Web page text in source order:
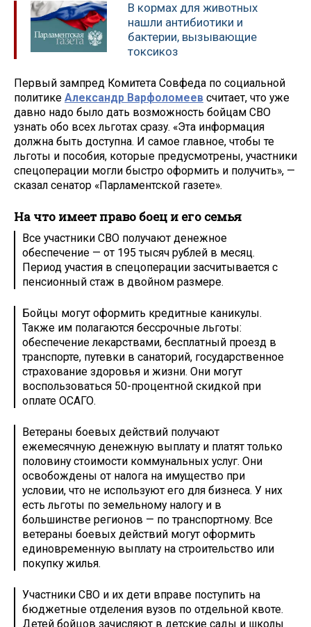
В кормах для животных
нашли антибиотики и
бактерии, вызывающие
токсикоз
Первый зампред Комитета Совфеда по социальной
политике Александр Варфоломеев считает, что уже
давно надо было дать возможность бойцам СВО
узнать обо всех льготах сразу. «Эта информация
должна быть доступна. И самое главное, чтобы те
льготы и пособия, которые предусмотрены, участники
спецоперации могли быстро оформить и получить», —
сказал сенатор «Парламентской газете».
На что имеет право боец и его семья
Все участники СВО получают денежное
обеспечение — от 195 тысяч рублей в месяц.
Период участия в спецоперации засчитывается с
пенсионный стаж в двойном размере.
Бойцы могут оформить кредитные каникулы.
Также им полагаются бессрочные льготы:
обеспечение лекарствами, бесплатный проезд в
транспорте, путевки в санаторий, государственное
страхование здоровья и жизни. Они могут
воспользоваться 50-процентной скидкой при
оплате ОСАГО.
Ветераны боевых действий получают
ежемесячную денежную выплату и платят только
половину стоимости коммунальных услуг. Они
освобождены от налога на имущество при
условии, что не используют его для бизнеса. У них
есть льготы по земельному налогу и в
большинстве регионов — по транспортному. Все
ветераны боевых действий могут оформить
единовременную выплату на строительство или
покупку жилья.
Участники СВО и их дети вправе поступить на
бюджетные отделения вузов по отдельной квоте.
Детей бойцов зачисляют в детские сады и школы